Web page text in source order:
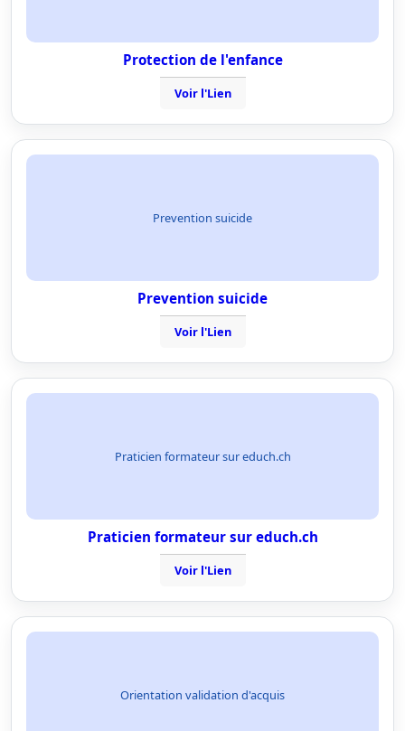
Protection de l'enfance
Voir l'Lien
Prevention suicide
Prevention suicide
Voir l'Lien
Praticien formateur sur educh.ch
Praticien formateur sur educh.ch
Voir l'Lien
Orientation validation d'acquis